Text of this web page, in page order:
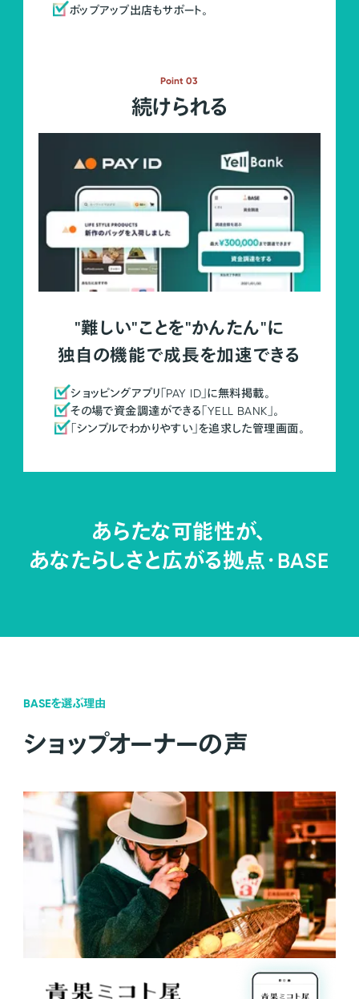
ポップアップ出店もサポート。
Point 03
続けられる
"難しい"ことを"かんたん"に
独自の機能で成長を加速できる
ショッピングアプリ「PAY ID」に無料掲載。
その場で資金調達ができる「YELL BANK」。
「シンプルでわかりやすい」を追求した管理画面。
あらたな可能性が、
あなたらしさと広がる拠点・BASE
BASEを選ぶ理由
ショップオーナーの声